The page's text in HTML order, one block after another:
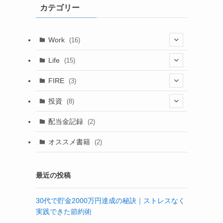
ブカテゴリー
Work (16)
(4)
(6)
Life (15)
(15)
(1)
(4)
FIRE (3)
(1)
投資 (8)
(2)
(2)
配当金記録 (2)
オススメ書籍 (2)
最近の投稿
30代で貯金2000万円達成の秘訣｜ストレスなく
実践できた節約術